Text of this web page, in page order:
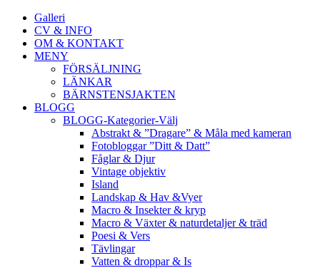
Galleri
CV & INFO
OM & KONTAKT
MENY
FÖRSÄLJNING
LÄNKAR
BÄRNSTENSJAKTEN
BLOGG
BLOGG-Kategorier-Välj
Abstrakt & ”Dragare” & Måla med kameran
Fotobloggar ”Ditt & Datt”
Fåglar & Djur
Vintage objektiv
Island
Landskap & Hav &Vyer
Macro & Insekter & kryp
Macro & Växter & naturdetaljer & träd
Poesi & Vers
Tävlingar
Vatten & droppar & Is